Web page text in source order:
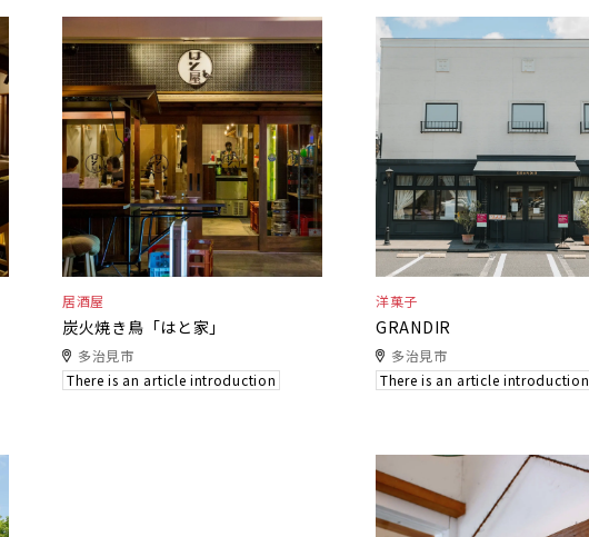
居酒屋
炭火焼き鳥「はと家」
多治見市
There is an article introduction
洋菓子
GRANDIR
多治見市
There is an article introduction